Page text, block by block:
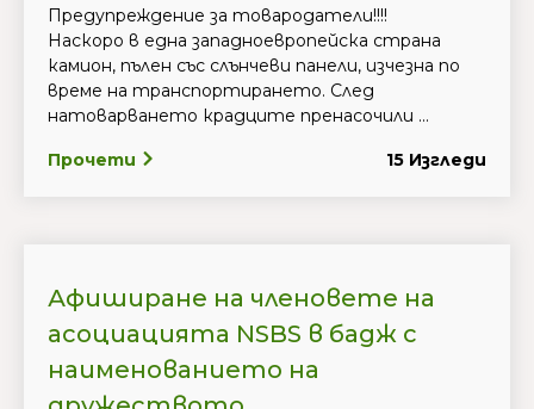
Предупреждение за товародатели!!!!
Наскоро в една западноевропейска страна
камион, пълен със слънчеви панели, изчезна по
време на транспортирането. След
натоварването крадците пренасочили ...
Прочети 15 Изгледи
Афиширане на членовете на
асоциацията NSBS в бадж с
наименованието на